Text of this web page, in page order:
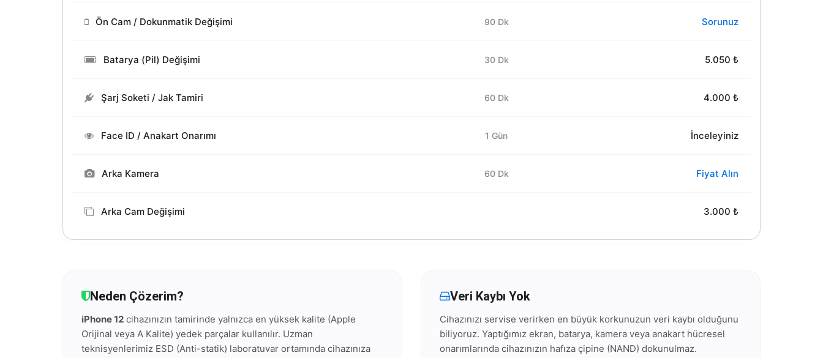
Ön Cam / Dokunmatik Değişimi 90 Dk Sorunuz
Batarya (Pil) Değişimi 30 Dk 5.050 ₺
Şarj Soketi / Jak Tamiri 60 Dk 4.000 ₺
Face ID / Anakart Onarımı 1 Gün İnceleyiniz
Arka Kamera 60 Dk Fiyat Alın
Arka Cam Değişimi 3.000 ₺
Neden Çözerim?
iPhone 12 cihazınızın tamirinde yalnızca en yüksek kalite (Apple
Orijinal veya A Kalite) yedek parçalar kullanılır. Uzman
teknisyenlerimiz ESD (Anti-statik) laboratuvar ortamında cihazınıza
Veri Kaybı Yok
Cihazınızı servise verirken en büyük korkunuzun veri kaybı olduğunu
biliyoruz. Yaptığımız ekran, batarya, kamera veya anakart hücresel
onarımlarında cihazınızın hafıza çipine (NAND) dokunulmaz.